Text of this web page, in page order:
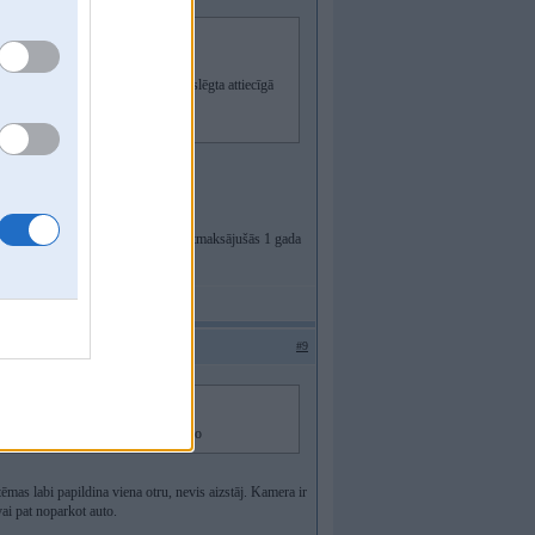
kvalitāti, vai beigās tik un netiek slēgta attiecīgā
nu mums tās iekārtas jau ir atmaksājušās 1 gada
#9
meegjinaat sievieti izfukaat ar liiko
labi papildina viena otru, nevis aizstāj. Kamera ir
pat noparkot auto.